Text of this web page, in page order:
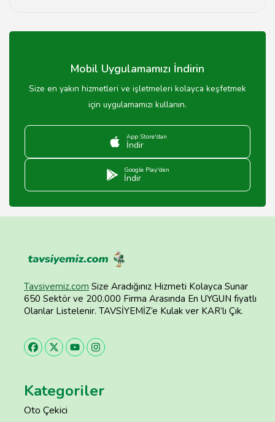
arasında değişmektedir.
Mobil Uygulamamızı İndirin
Size en yakın hizmetleri ve işletmeleri kolayca keşfetmek
için uygulamamızı kullanın.
App Store'dan
İndir
Google Play'den
İndir
Tavsiyemiz.com Size Aradığınız Hizmeti Kolayca Sunar
650 Sektör ve 200.000 Firma Arasında En UYGUN fiyatlı
Olanlar Listelenir. TAVSİYEMİZ’e Kulak ver KAR’lı Çık.
Kategoriler
Oto Çekici